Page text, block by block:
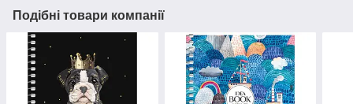
Подібні товари компанії